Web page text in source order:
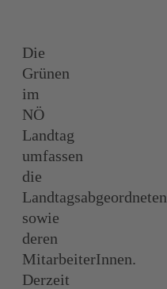
Die
Grünen
im
NÖ
Landtag
umfassen
die
Landtagsabgeordneten
sowie
deren
MitarbeiterInnen.
Derzeit